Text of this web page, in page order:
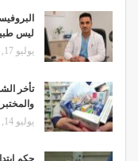
ليس
يوليو 17, 2026
تأخر
يوليو 14, 2026